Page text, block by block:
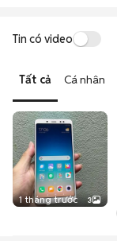
Tin có video
Tất cả Cá nhân
1 tháng trước 3